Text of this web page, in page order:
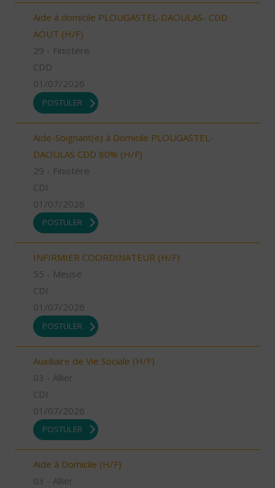
Aide à domicile PLOUGASTEL-DAOULAS- CDD
AOUT (H/F)
29 - Finistère
CDD
01/07/2026
POSTULER
Aide-Soignant(e) à Domicile PLOUGASTEL-
DAOULAS CDD 80% (H/F)
29 - Finistère
CDI
01/07/2026
POSTULER
INFIRMIER COORDINATEUR (H/F)
55 - Meuse
CDI
01/07/2026
POSTULER
Auxiliaire de Vie Sociale (H/F)
03 - Allier
CDI
01/07/2026
POSTULER
Aide à Domicile (H/F)
03 - Allier